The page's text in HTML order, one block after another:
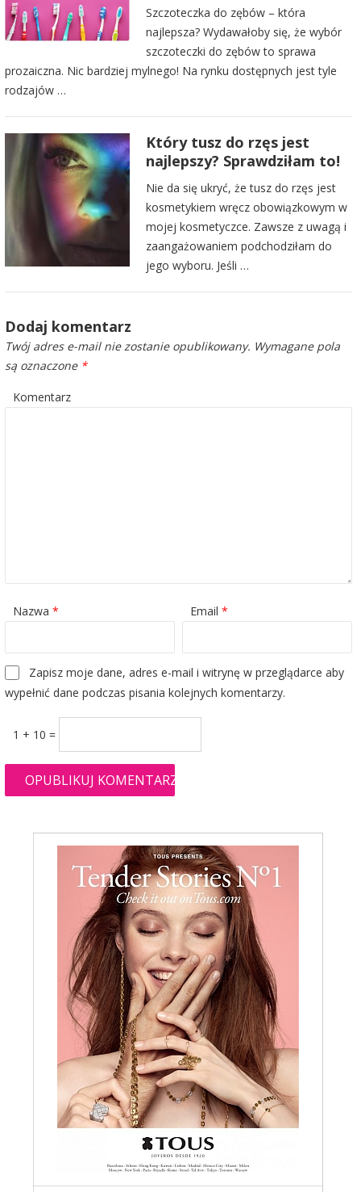
Szczoteczka do zębów – która
najlepsza? Wydawałoby się, że wybór
szczoteczki do zębów to sprawa
prozaiczna. Nic bardziej mylnego! Na rynku dostępnych jest tyle
rodzajów …
Który tusz do rzęs jest
najlepszy? Sprawdziłam to!
Nie da się ukryć, że tusz do rzęs jest
kosmetykiem wręcz obowiązkowym w
mojej kosmetyczce. Zawsze z uwagą i
zaangażowaniem podchodziłam do
jego wyboru. Jeśli …
Dodaj komentarz
Twój adres e-mail nie zostanie opublikowany. Wymagane pola
są oznaczone *
Komentarz
Nazwa* Email *
Zapisz moje dane, adres e-mail i witrynę w przeglądarce aby
wypełnić dane podczas pisania kolejnych komentarzy.
1 + 10 =